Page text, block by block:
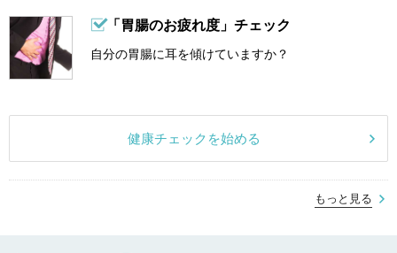
「胃腸のお疲れ度」チェック
自分の胃腸に耳を傾けていますか？
健康チェックを始める
もっと見る